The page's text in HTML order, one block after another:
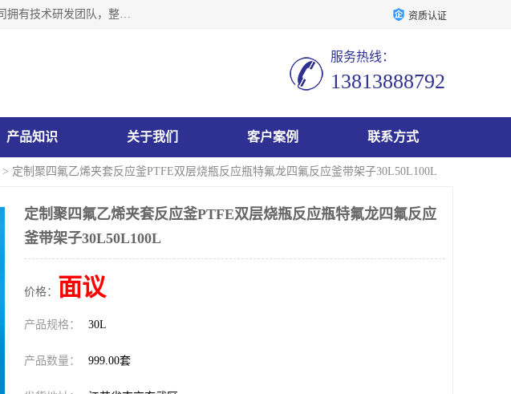
南京瑞尼克科技开发有限公司位于六朝古都南京，是一家集生产，研发，销售为一体的现代化企业，公司拥有技术研发团队，整洁明亮的厂房及的技术仪器设备，技术力量雄厚。公司长久以来一直坚持以生产研发国内完mei的痕量分析器皿为目标，客户满意的实验需求是我们永远的追求。长久以来与客户建立了良好的合作关系，在同行业中建立了自己的信誉与品牌。公司将一如既往的奋进不息，为客户带来为舒心的服务！ 资质认证
服务热线：
13813888792
产品知识 关于我们 客户案例 联系方式
> 定制聚四氟乙烯夹套反应釜PTFE双层烧瓶反应瓶特氟龙四氟反应釜带架子30L50L100L
定制聚四氟乙烯夹套反应釜PTFE双层烧瓶反应瓶特氟龙四氟反应
釜带架子30L50L100L
价格： 面议
产品规格： 30L
产品数量： 999.00套